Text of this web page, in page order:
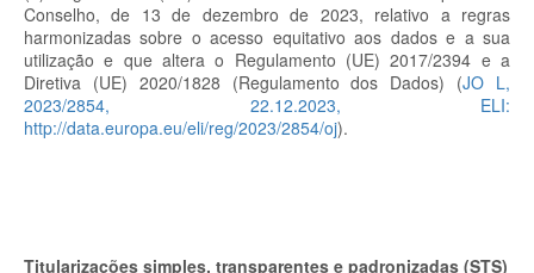
Conselho, de 13 de dezembro de 2023, relativo a regras
harmonizadas sobre o acesso equitativo aos dados e a sua
utilização e que altera o Regulamento (UE) 2017/2394 e a
Diretiva (UE) 2020/1828 (Regulamento dos Dados) (JO L,
2023/2854, 22.12.2023, ELI:
http://data.europa.eu/eli/reg/2023/2854/oj).
Titularizações simples, transparentes e padronizadas (STS)